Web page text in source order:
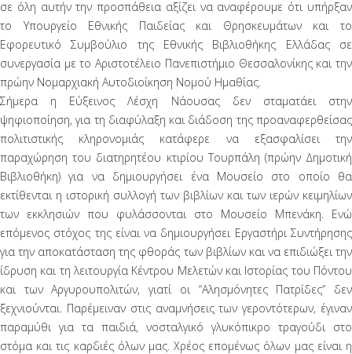
σε όλη αυτήν την προσπάθεια αξίζει να αναφέρουμε ότι υπήρξαν
το Υπουργείο Εθνικής Παιδείας και Θρησκευμάτων και το
Εφορευτικό Συμβούλιο της Εθνικής Βιβλιοθήκης Ελλάδας σε
συνεργασία με το Αριστοτέλειο Πανεπιστήμιο Θεσσαλονίκης και την
πρώην Νομαρχιακή Αυτοδιοίκηση Νομού Ημαθίας.
Σήμερα η Εύξεινος Λέσχη Νάουσας δεν σταματάει στην
ψηφιοποίηση, για τη διαφύλαξη και διάδοση της προαναφερθείσας
πολιτιστικής κληρονομιάς κατάφερε να εξασφαλίσει την
παραχώρηση του διατηρητέου κτιρίου Τουρπάλη (πρώην Δημοτική
Βιβλιοθήκη) για να δημιουργήσει ένα Μουσείο στο οποίο θα
εκτίθενται η ιστορική συλλογή των βιβλίων και των ιερών κειμηλίων
των εκκλησιών που φυλάσσονται στο Μουσείο Μπενάκη. Ενώ
επόμενος στόχος της είναι να δημιουργήσει Εργαστήρι Συντήρησης
για την αποκατάσταση της φθοράς των βιβλίων και να επιδιώξει την
ίδρυση και τη λειτουργία Κέντρου Μελετών και Ιστορίας του Πόντου
και των Αργυρουπολιτών, γιατί οι “Αλησμόνητες Πατρίδες” δεν
ξεχνιούνται. Παρέμειναν στις αναμνήσεις των γεροντότερων, έγιναν
παραμύθι για τα παιδιά, νοσταλγικό γλυκόπικρο τραγούδι στο
στόμα και τις καρδιές όλων μας. Χρέος επομένως όλων μας είναι η